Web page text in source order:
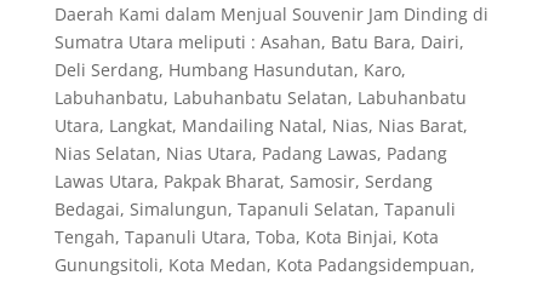
Daerah Kami dalam Menjual Souvenir Jam Dinding di
Sumatra Utara meliputi : Asahan, Batu Bara, Dairi,
Deli Serdang, Humbang Hasundutan, Karo,
Labuhanbatu, Labuhanbatu Selatan, Labuhanbatu
Utara, Langkat, Mandailing Natal, Nias, Nias Barat,
Nias Selatan, Nias Utara, Padang Lawas, Padang
Lawas Utara, Pakpak Bharat, Samosir, Serdang
Bedagai, Simalungun, Tapanuli Selatan, Tapanuli
Tengah, Tapanuli Utara, Toba, Kota Binjai, Kota
Gunungsitoli, Kota Medan, Kota Padangsidempuan,